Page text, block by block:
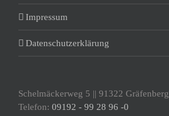
Impressum
Datenschutzerklärung
Schelmäckerweg 5 || 91322 Gräfenberg
Telefon: 09192 - 99 28 96 -0